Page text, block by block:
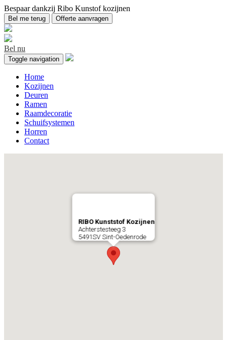
Bespaar dankzij Ribo Kunstof kozijnen
Bel me terug Offerte aanvragen
Bel nu
Toggle navigation
Home
Kozijnen
Deuren
Ramen
Raamdecoratie
Schuifsystemen
Horren
Contact
RIBO Kunststof Kozijnen
Achterstesteeg 3
5491SV Sint-Oedenrode